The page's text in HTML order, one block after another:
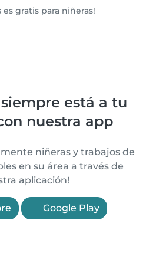
es gratis para niñeras!
está a tu
nuestra app
niñeras y trabajos de
en su área a través de
aplicación!
Google Play